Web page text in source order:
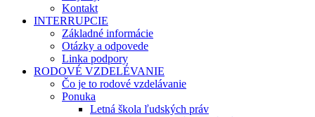
Kontakt
INTERRUPCIE
Základné informácie
Otázky a odpovede
Linka podpory
RODOVÉ VZDELÉVANIE
Čo je to rodové vzdelávanie
Ponuka
Letná škola ľudských práv